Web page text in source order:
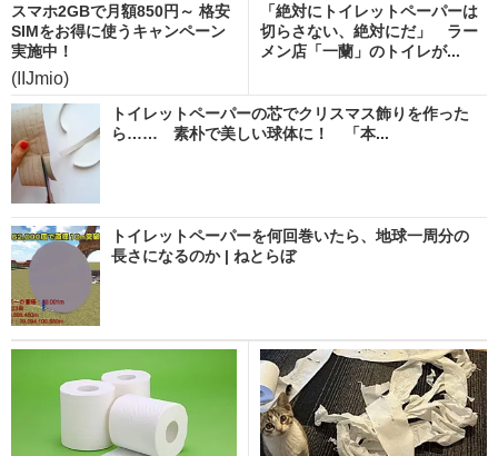
スマホ2GBで月額850円～ 格安
SIMをお得に使うキャンペーン
実施中！
(IIJmio)
「絶対にトイレットペーパーは
切らさない、絶対にだ」 ラー
メン店「一蘭」のトイレが...
トイレットペーパーの芯でクリスマス飾りを作った
ら…… 素朴で美しい球体に！ 「本...
トイレットペーパーを何回巻いたら、地球一周分の
長さになるのか | ねとらぼ